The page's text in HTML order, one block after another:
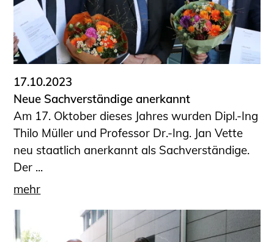
17.10.2023
Neue Sachverständige anerkannt
Am 17. Oktober dieses Jahres wurden Dipl.-Ing
Thilo Müller und Professor Dr.-Ing. Jan Vette
neu staatlich anerkannt als Sachverständige.
Der ...
mehr